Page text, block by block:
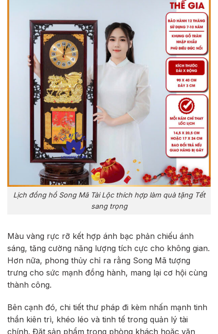
Lịch đồng hồ Song Mã Tài Lộc thích hợp làm quà tặng Tết
sang trọng
Màu vàng rực rỡ kết hợp ánh bạc phản chiếu ánh
sáng, tăng cường năng lượng tích cực cho không gian.
Hơn nữa, phong thủy chỉ ra rằng Song Mã tượng
trưng cho sức mạnh đồng hành, mang lại cơ hội cùng
thành công.
Bên cạnh đó, chi tiết thư pháp đi kèm nhấn mạnh tinh
thần kiên trì, khéo léo và tinh tế trong quản lý tài
chính. Đặt sản phẩm trong phòng khách hoặc văn